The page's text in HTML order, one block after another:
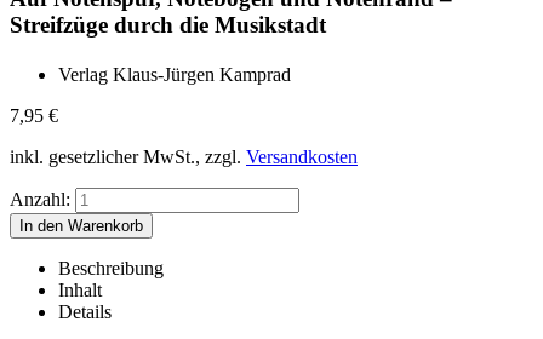
Streifzüge durch die Musikstadt
Verlag Klaus-Jürgen Kamprad
7,95 €
inkl. gesetzlicher MwSt., zzgl. Versandkosten
Anzahl:
Beschreibung
Inhalt
Details